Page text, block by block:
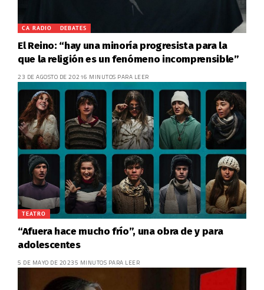
CA RADIO DEBATES
El Reino: “hay una minoría progresista para la
que la religión es un fenómeno incomprensible”
23 DE AGOSTO DE 20216 MINUTOS PARA LEER
TEATRO
“Afuera hace mucho frío”, una obra de y para
adolescentes
5 DE MAYO DE 20235 MINUTOS PARA LEER